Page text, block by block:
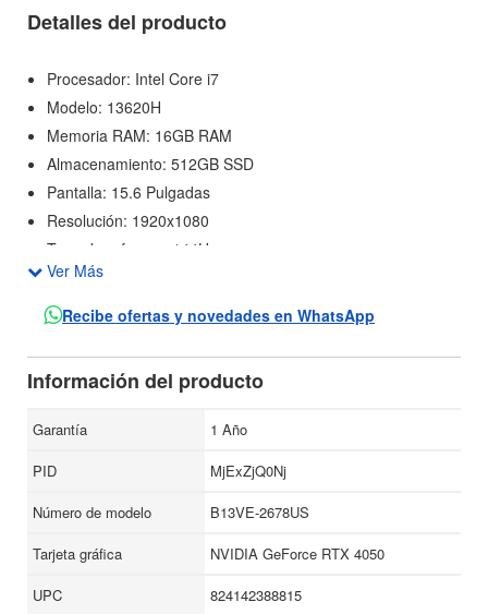
Detalles del producto
Procesador: Intel Core i7
Modelo: 13620H
Memoria RAM: 16GB RAM
Almacenamiento: 512GB SSD
Pantalla: 15.6 Pulgadas
Resolución: 1920x1080
Taza de refresco: 144Hz
Gráficos: NVIDIA Geforce RTX 4050 6GB vRAM
Cámara: Si
Wi-Fi:802.11 ax Wi-Fi 6E
Bluetooth: v5.3
Puertos:
1x Tipo-C (USB 3.2 Gen1 / DisplayPort™)
1x HDMI™ (4K a 30 Hz)
1x entrada de micrófono, 1x salida de auriculares
Ver Más
Recibe ofertas y novedades en WhatsApp
Información del producto
Garantía
1 Año
PID
MjExZjQ0Nj
Número de modelo
B13VE-2678US
Tarjeta gráfica
NVIDIA GeForce RTX 4050
UPC
824142388815